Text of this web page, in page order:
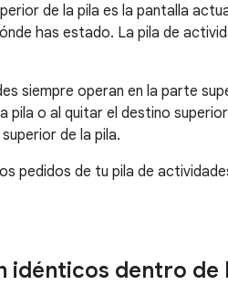
de la pila es la pantalla
has estado. La pila de
siempre operan en la parte
pila o al quitar el destino
de la pila.
pedidos de tu pila de
idénticos dentro de